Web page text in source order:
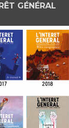
GÉNÉRAL